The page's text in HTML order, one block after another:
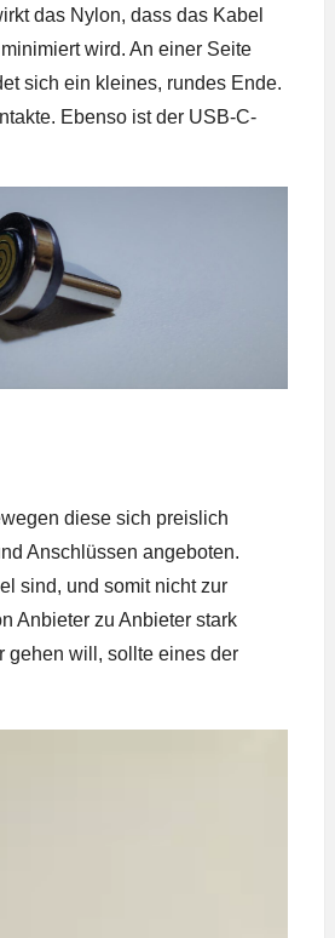
das Nylon, dass das Kabel
wird. An einer Seite
sich ein kleines, rundes Ende.
Ebenso ist der USB-C-
diese sich preislich
Anschlüssen angeboten.
sind, und somit nicht zur
Anbieter zu Anbieter stark
gehen will, sollte eines der